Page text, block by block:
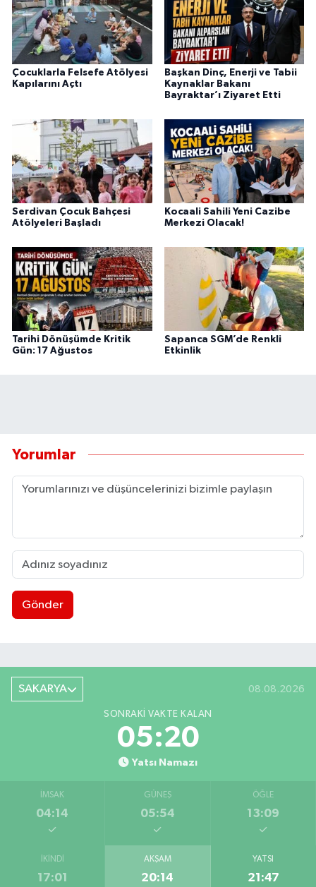
Çocuklarla Felsefe Atölyesi
Kapılarını Açtı
Başkan Dinç, Enerji ve Tabii
Kaynaklar Bakanı
Bayraktar’ı Ziyaret Etti
Serdivan Çocuk Bahçesi
Atölyeleri Başladı
Kocaali Sahili Yeni Cazibe
Merkezi Olacak!
Tarihi Dönüşümde Kritik
Gün: 17 Ağustos
Sapanca SGM’de Renkli
Etkinlik
Yorumlar
Gönder
SAKARYA 08.08.2026
SONRAKI VAKTE KALAN
05:19
Yatsı Namazı
İMSAK
04:14
GÜNEŞ
05:54
ÖĞLE
13:09
İKINDI
17:01
AKŞAM
20:14
YATSI
21:47